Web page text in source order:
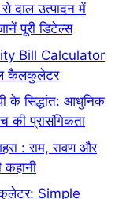
से दाल उत्पादन में
पूरी डिटेल्स
Bill Calculator
कैलकुलेटर
के सिद्धांत: आधुनिक
की प्रासंगिकता
: राम, रावण और
Simple